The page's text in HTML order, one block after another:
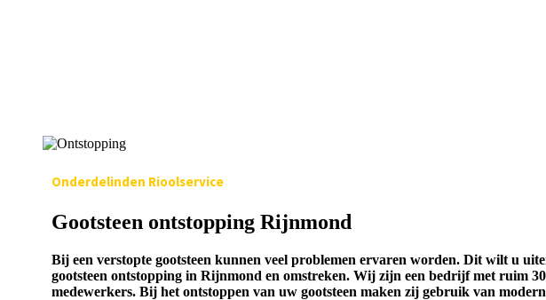
Onderdelinden Rioolservice
Gootsteen ontstopping Rijnmond
Bij een verstopte gootsteen kunnen veel problemen ervaren worden. Dit wilt u
gootsteen ontstopping in Rijnmond en omstreken. Wij zijn een bedrijf met ruim
medewerkers. Bij het ontstoppen van uw gootsteen maken zij gebruik van